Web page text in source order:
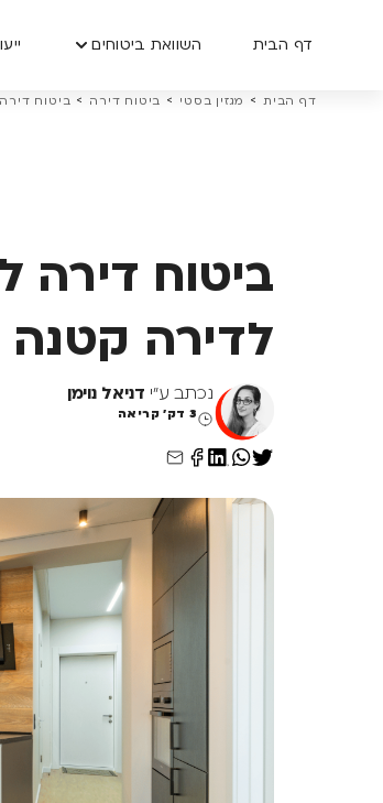
דף הבית השוואת ביטוחים
דף הבית > מגזין בסטי > ביטוח דירה > ביטוח
ביטוח דירה
לדירה קטנה
נכתב ע"י דניאל נוימן
3 דק' קריאה